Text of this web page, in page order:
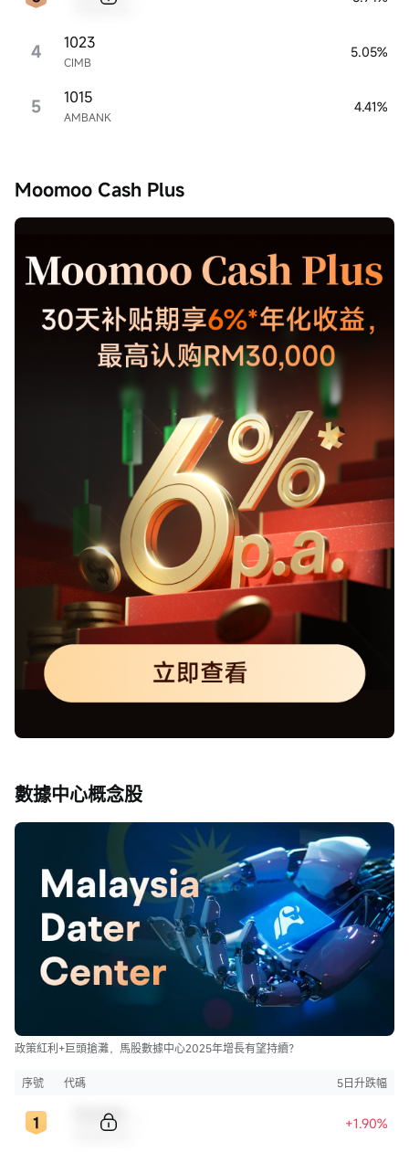
4 CIMB
1023 5.05%
5 AMBANK
1015 4.41%
Moomoo Cash Plus
數據中心概念股
政策紅利+巨頭搶灘，馬股數據中心2025年增長有望持續？
序號 代碼 5日升跌幅
+1.90%